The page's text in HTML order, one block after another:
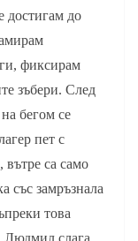
достигам до
фиксирам
зъбери. След
бегом се
пет с
са само
със замръзнала
това